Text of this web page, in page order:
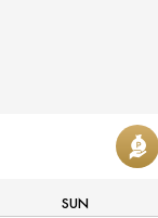
SUN